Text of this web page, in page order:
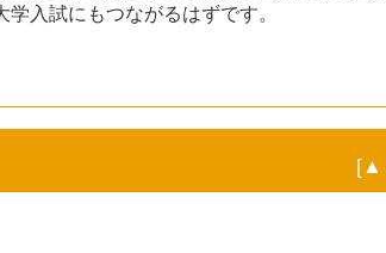
入試にもつながるはずです。
[▲